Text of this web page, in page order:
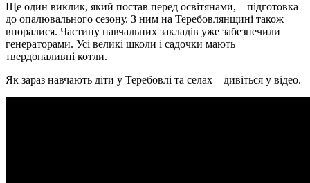
Ще один виклик, який постав перед освiтянами, – пiдготовка
до опалювального сезону. З ним на Теребовлянщинi також
впоралися. Частину навчальних закладiв уже забезпечили
генераторами. Усi великi школи i садочки мають
твердопаливнi котли.
Як зараз навчають дiти у Теребовлi та селах – дивiться у вiдео.